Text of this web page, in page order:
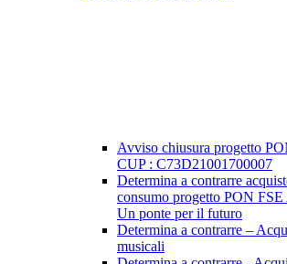
Avviso chiusura progetto
CUP : C73D21001700007
Determina a contrarre
consumo progetto PON
Un ponte per il futuro
Determina a contrarre –
musicali